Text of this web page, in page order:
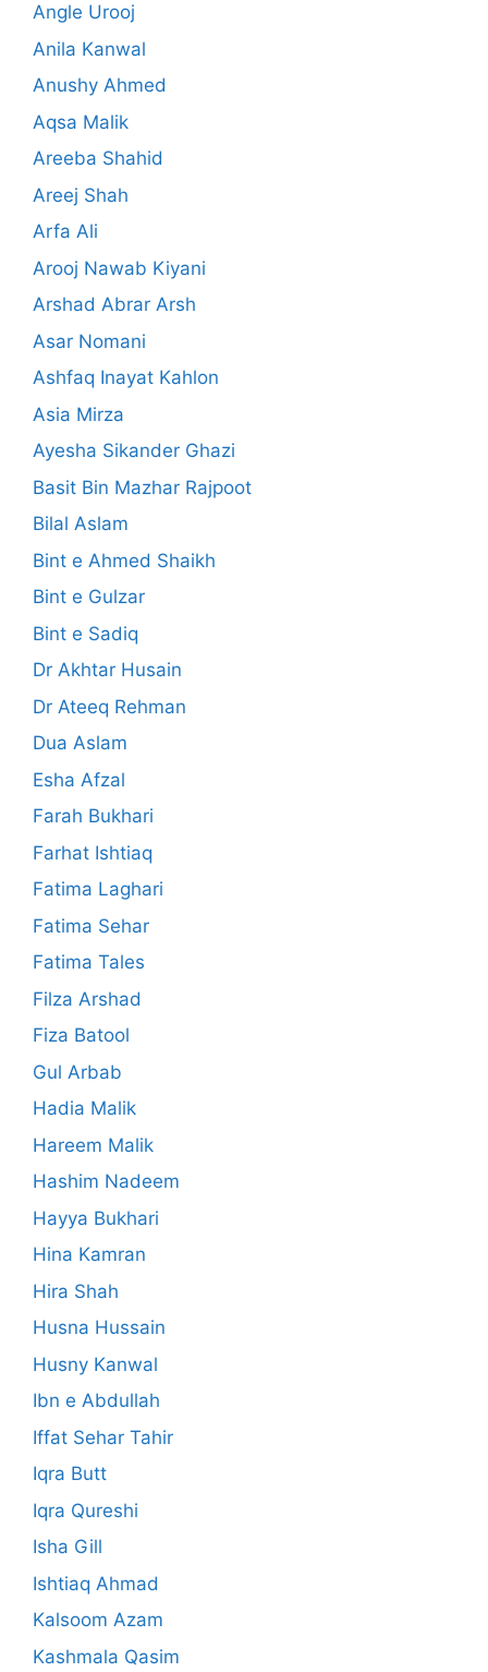
Angle Urooj
Anila Kanwal
Anushy Ahmed
Aqsa Malik
Areeba Shahid
Areej Shah
Arfa Ali
Arooj Nawab Kiyani
Arshad Abrar Arsh
Asar Nomani
Ashfaq Inayat Kahlon
Asia Mirza
Ayesha Sikander Ghazi
Basit Bin Mazhar Rajpoot
Bilal Aslam
Bint e Ahmed Shaikh
Bint e Gulzar
Bint e Sadiq
Dr Akhtar Husain
Dr Ateeq Rehman
Dua Aslam
Esha Afzal
Farah Bukhari
Farhat Ishtiaq
Fatima Laghari
Fatima Sehar
Fatima Tales
Filza Arshad
Fiza Batool
Gul Arbab
Hadia Malik
Hareem Malik
Hashim Nadeem
Hayya Bukhari
Hina Kamran
Hira Shah
Husna Hussain
Husny Kanwal
Ibn e Abdullah
Iffat Sehar Tahir
Iqra Butt
Iqra Qureshi
Isha Gill
Ishtiaq Ahmad
Kalsoom Azam
Kashmala Qasim